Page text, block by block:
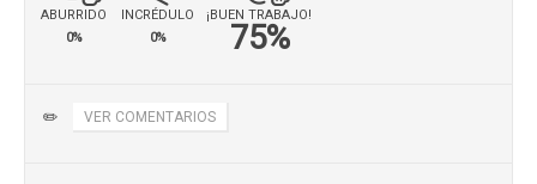
ABURRIDO
0%
INCRÉDULO
0%
¡BUEN TRABAJO!
75%
✏️ VER COMENTARIOS